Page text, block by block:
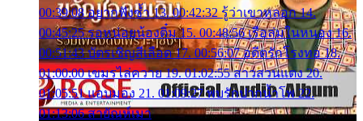
00:39:08 อยากฟังซ้ำ 13. 00:42:32 รู้ว่าเขาหลอก 14.
00:45:25 รอหน่อยน้องติ๋ม 15. 00:48:56 เรือล่มในหนอง 16.
00:51:43 บัตรเชิญสีเลือด 17. 00:56:07 อดีตรักโรงทอ 18.
01:00:00 เขมรไล่ควาย 19. 01:02:55 สาวสวนแตง 20.
01:05:51 แอบมอง 21. 01:09:27 พบรักปากน้ำโพ 22.
01:13:06 สายัณห์เมา